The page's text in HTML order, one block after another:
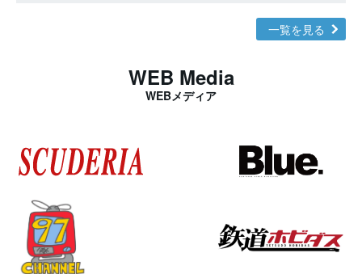
一覧を見る
WEB Media
WEBメディア